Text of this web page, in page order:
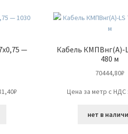
—
Кабель КМПВнг(А)-
480 м
70444,80₽
Цена за метр с НДС
нет в